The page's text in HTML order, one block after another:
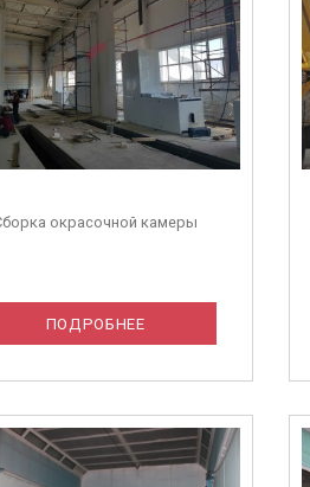
окрасочной камеры
ПОДРОБНЕЕ